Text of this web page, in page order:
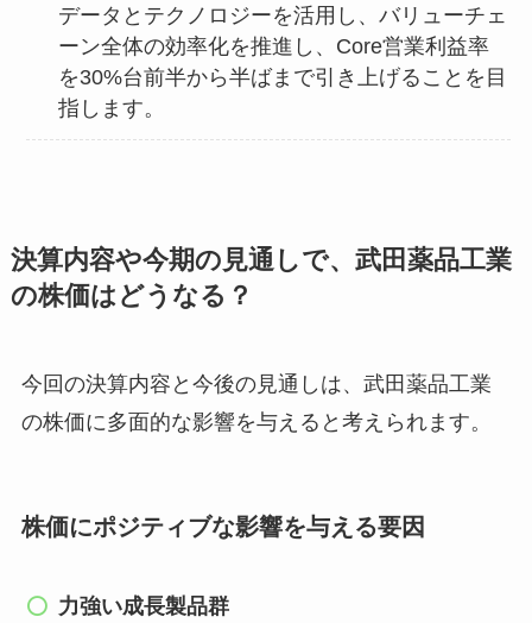
データとテクノロジーを活用し、バリューチェ
ーン全体の効率化を推進し、Core営業利益率
を30%台前半から半ばまで引き上げることを目
指します。
決算内容や今期の見通しで、武田薬品工業
の株価はどうなる？
今回の決算内容と今後の見通しは、武田薬品工業
の株価に多面的な影響を与えると考えられます。
株価にポジティブな影響を与える要因
力強い成長製品群